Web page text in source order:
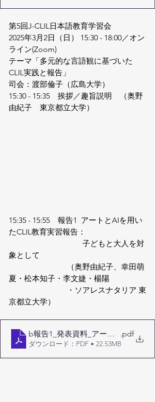
第5回J-CLIL日本語教育学習会
2025年3月2日（日） 15:30 - 18:00／オン
ライン(Zoom)
テーマ「多元的な言語観に基づいた
CLIL実践と報告」
司会：渡部倫子（広島大学）
15:30 - 15:35　挨拶／趣旨説明　（奥野
由紀子　東京都立大学）
15:35 - 15:55　報告1  アートとAIを用い
たCLIL教育実習報告：
子どもと大人を対
象として
夏・松本知子・李文婕・楊陽
京都立大学）
b報告1_発表資料_アートとAIを用
.pdf
ダウンロード：PDF • 22.53MB